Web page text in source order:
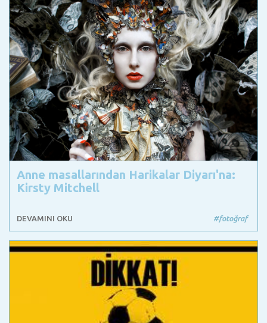
Anne masallarından Harikalar Diyarı'na:
Kirsty Mitchell
DEVAMINI OKU #fotoğraf